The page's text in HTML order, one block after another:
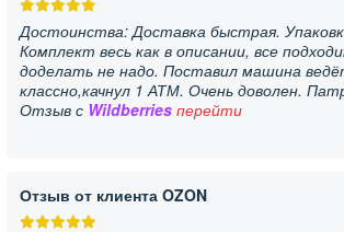
Достоинства: Доставка быстрая.
Комплект весь как в описании, все
доделать не надо. Поставил машина
классно,качнул 1 АТМ. Очень доволен.
Отзыв с Wildberries перейти
Отзыв от клиента OZON